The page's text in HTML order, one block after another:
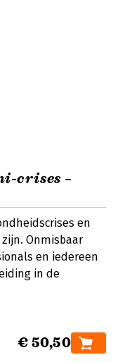
crises –
en
Onmisbaar
en iedereen
in de
€ 50,50